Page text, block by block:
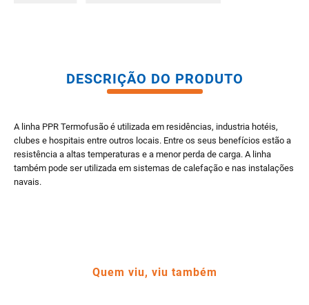
DESCRIÇÃO DO PRODUTO
A linha PPR Termofusão é utilizada em residências, industria hotéis,
clubes e hospitais entre outros locais. Entre os seus benefícios estão a
resistência a altas temperaturas e a menor perda de carga. A linha
também pode ser utilizada em sistemas de calefação e nas instalações
navais.
Quem viu, viu também